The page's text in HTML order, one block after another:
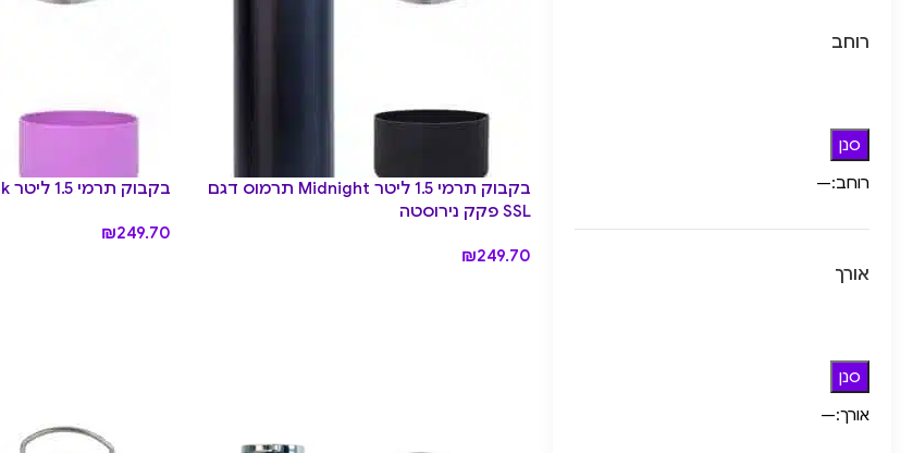
רוחב
סנן
רוחב:—
אורך
סנן
אורך:—
בקבוק תרמי 1.5 ליטר Midnight תרמוס דגם
SSL פקק נירוסטה
₪249.70
בקבוק תרמי 1.5 ליטר Dusk תרמוס דגם SSL
₪249.70